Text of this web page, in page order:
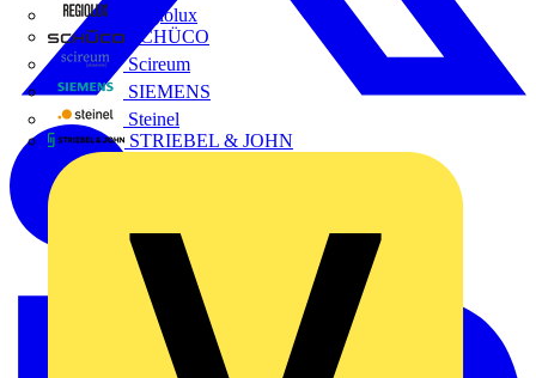
Regiolux
SCHÜCO
Scireum
SIEMENS
Steinel
STRIEBEL & JOHN